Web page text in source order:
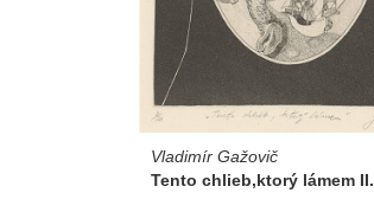
Vladimír Gažovič
Tento chlieb,ktorý lámem II.